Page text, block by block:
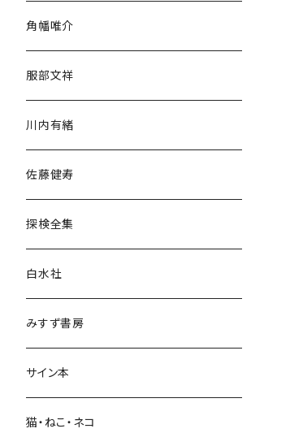
民族・風習
言語・ことば
角幡唯介
服部文祥
川内有緒
佐藤健寿
探検全集
白水社
みすず書房
サイン本
猫・ねこ・ネコ